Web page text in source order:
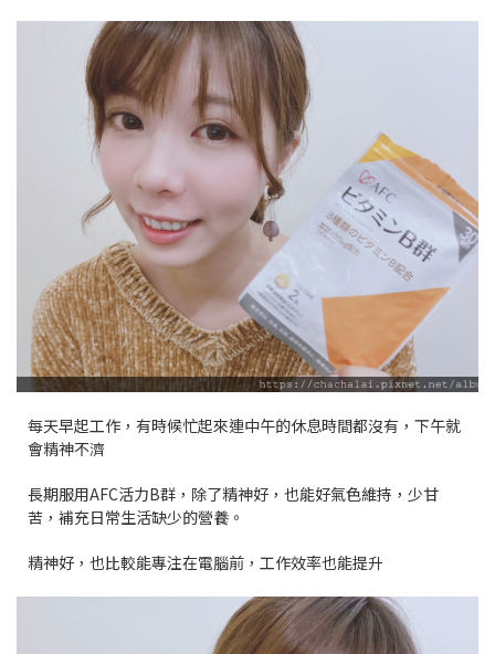
每天早起工作，有時候忙起來連中午的休息時間都沒有，下午就
會精神不濟
長期服用AFC活力B群，除了精神好，也能好氣色維持，少甘
苦，補充日常生活缺少的營養。
精神好，也比較能專注在電腦前，工作效率也能提升